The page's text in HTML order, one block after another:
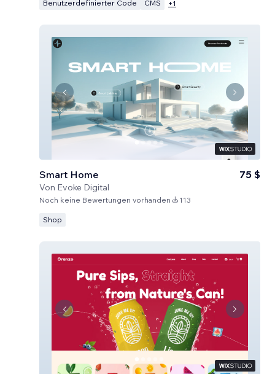
Benutzerdefinierter Code CMS +1
Smart Home
Von Evoke Digital
75 $
Noch keine Bewertungen vorhanden 113
Shop